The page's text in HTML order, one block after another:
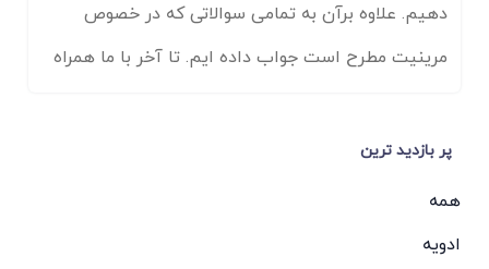
دهیم. علاوه برآن به تمامی سوالاتی که در خصوص
مرینیت مطرح است جواب داده ایم. تا آخر با ما همراه
پر بازدید ترین
همه
ادویه